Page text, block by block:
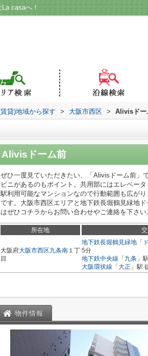
casaへ！
貸)地域から探す > 大阪市西区 > Alivisドー
Alivisドーム前
ぜひ一度見ていただきたい、「Alivisドーム前」
ビニがあるのもポイント。共用部にはエレベー
駅利用可能なマンションなので行動範囲も広が
です。大阪市西区エリアと地下鉄長堀鶴見緑地
はぜひコチラからお問い合わせやご連絡を下さい
所在地
大阪府大阪市西区九条南 １丁
目
地下鉄長堀鶴見緑地 「
5分
地下鉄中央線 「 九条 」
大阪環状線 「 大正 」駅
物件情報